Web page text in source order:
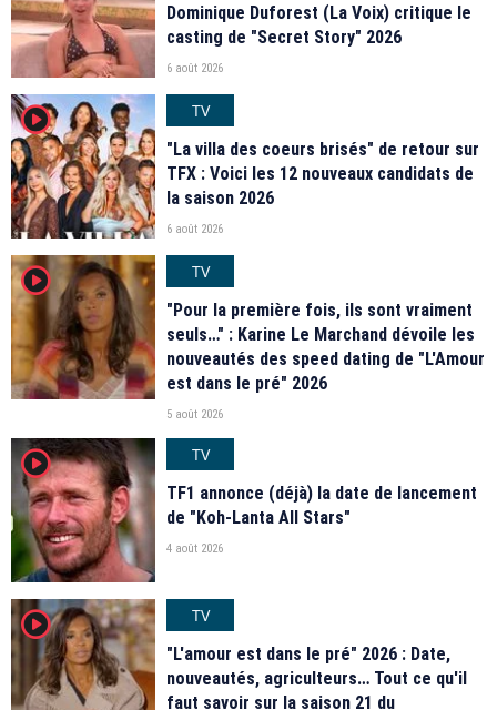
Dominique Duforest (La Voix) critique le
casting de "Secret Story" 2026
6 août 2026
player2
TV
"La villa des coeurs brisés" de retour sur
TFX : Voici les 12 nouveaux candidats de
la saison 2026
6 août 2026
player2
TV
"Pour la première fois, ils sont vraiment
seuls…" : Karine Le Marchand dévoile les
nouveautés des speed dating de "L'Amour
est dans le pré" 2026
5 août 2026
player2
TV
TF1 annonce (déjà) la date de lancement
de "Koh-Lanta All Stars"
4 août 2026
player2
TV
"L'amour est dans le pré" 2026 : Date,
nouveautés, agriculteurs… Tout ce qu'il
faut savoir sur la saison 21 du